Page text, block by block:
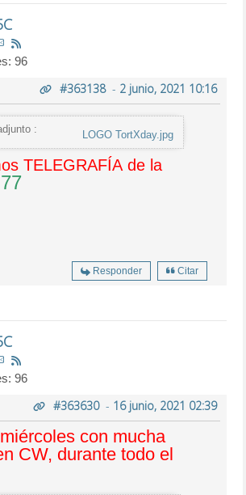
96
#363138- 2 junio, 2021 10:16
: LOGO TortXday.jpg
TELEGRAFÍA de la
77
Responder Citar
96
#363630- 16 junio, 2021 02:39
con mucha
CW, durante todo el